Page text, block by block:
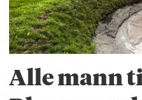
Alle mann